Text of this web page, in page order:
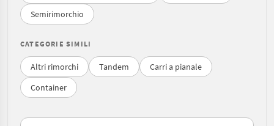
Semirimorchio
CATEGORIE SIMILI
Altri rimorchi Tandem
Carri a pianale
Container